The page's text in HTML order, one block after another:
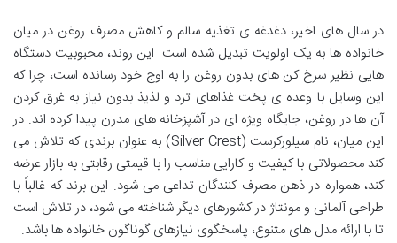
در سال های اخیر، دغدغه ی تغذیه سالم و کاهش مصرف روغن در میان
خانواده ها به یک اولویت تبدیل شده است. این روند، محبوبیت دستگاه
هایی نظیر سرخ کن های بدون روغن را به اوج خود رسانده است، چرا که
این وسایل با وعده ی پخت غذاهای ترد و لذیذ بدون نیاز به غرق کردن
آن ها در روغن، جایگاه ویژه ای در آشپزخانه های مدرن پیدا کرده اند. در
این میان، نام سیلورکرست (Silver Crest) به عنوان برندی که تلاش می
کند محصولاتی با کیفیت و کارایی مناسب را با قیمتی رقابتی به بازار عرضه
کند، همواره در ذهن مصرف کنندگان تداعی می شود. این برند که غالباً با
طراحی آلمانی و مونتاژ در کشورهای دیگر شناخته می شود، در تلاش است
تا با ارائه مدل های متنوع، پاسخگوی نیازهای گوناگون خانواده ها باشد.